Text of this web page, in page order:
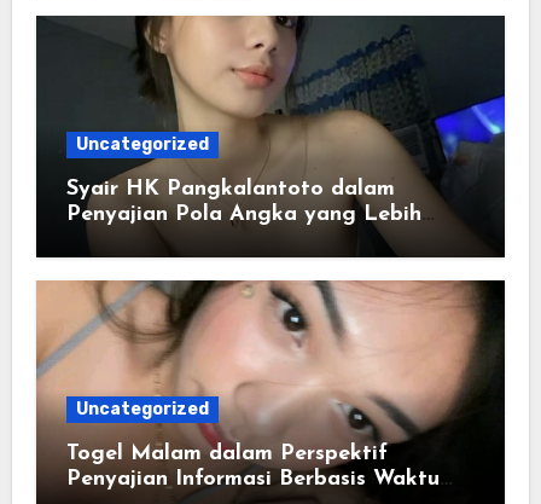
Uncategorized
Syair HK Pangkalantoto dalam
Penyajian Pola Angka yang Lebih
Jelas
Uncategorized
Togel Malam dalam Perspektif
Penyajian Informasi Berbasis Waktu